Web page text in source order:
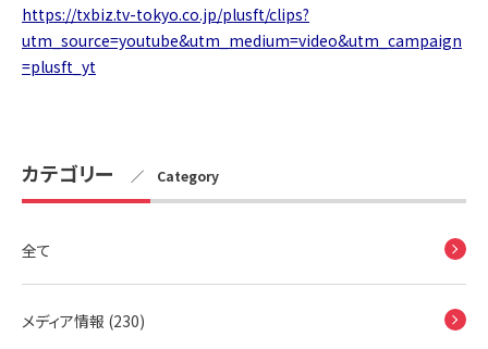
https://txbiz.tv-tokyo.co.jp/plusft/clips?
utm_source=youtube&utm_medium=video&utm_campaign
=plusft_yt
カテゴリー ／ Category
全て
メディア情報 (230)